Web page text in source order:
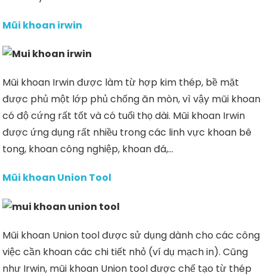
Mũi khoan irwin
Mũi khoan Irwin được làm từ hợp kim thép, bề mặt
được phủ một lớp phủ chống ăn mòn, vì vậy mũi khoan
có độ cứng rất tốt và có tuổi thọ dài. Mũi khoan Irwin
được ứng dụng rất nhiều trong các linh vực khoan bê
tong, khoan công nghiệp, khoan đá,…
Mũi khoan Union Tool
Mũi khoan Union tool được sử dụng dành cho các công
việc cần khoan các chi tiết nhỏ (ví dụ mạch in). Cũng
như Irwin, mũi khoan Union tool được chế tạo từ thép